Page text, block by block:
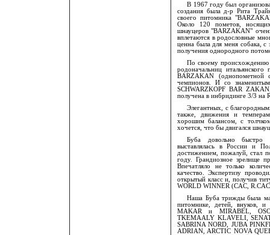
В 1967 году был
создания была д-р Рита
своего питомника
Около 120 пометов,
шнауцеров "BARZAKAN"
вплетаются в родословные
ценна была для меня собака,
получения однородного
По своему
родоначальниц
BARZAKAN (однопометной
чемпионов. И со
SCHWARZKOPF BAR
получена в инбридинге 3/3
Элегантных, с
также, движения и
хорошим балансом, с
хочется, что бы двигался
Буба довольно
выставлялась в России и
достижением, пожалуй, стал
году. Грандиозное зрелище
Впечатляло не только
качество. Экспертизу
открытый класс и, получив
WORLD WINNER (CAC,
Наша Буба трижды была
питомнике, детей, внуков,
MAKAR и MIRABEL,
TKEMAALY KLAVELI,
SABRINA NORD, JUBA
ADRIAN, ARCTIC NOVA